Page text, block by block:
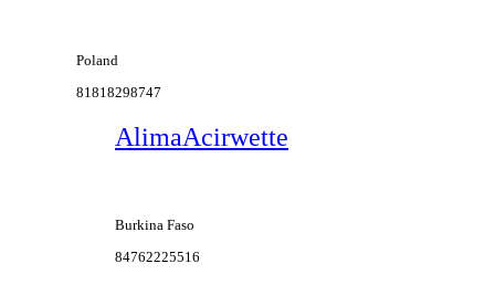
Poland
81818298747
AlimaAcirwette
Burkina Faso
84762225516